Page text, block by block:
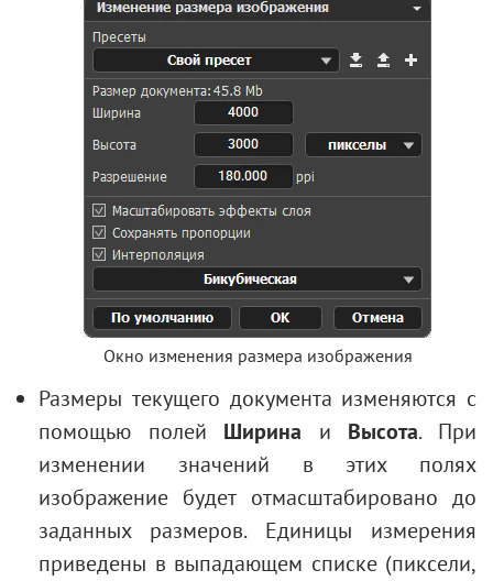
Окно изменения размера изображения
Размеры текущего документа изменяются с
помощью полей Ширина и Высота. При
изменении значений в этих полях
изображение будет отмасштабировано до
заданных размеров. Единицы измерения
приведены в выпадающем списке (пиксели,